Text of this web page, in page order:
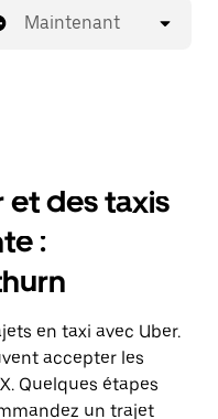
Maintenant
et des taxis
:
en taxi avec Uber.
accepter les
Quelques étapes
un trajet